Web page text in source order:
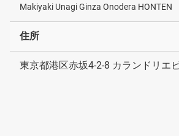
Makiyaki Unagi Ginza Onodera HONTEN
住所
東京都港区赤坂4-2-8 カランドリエ